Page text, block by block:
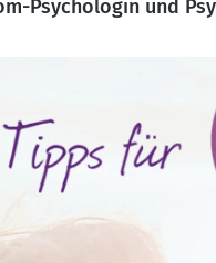
Psychologin und